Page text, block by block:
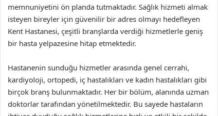
memnuniyetini ön planda tutmaktadır. Sağlık hizmeti almak
isteyen bireyler için güvenilir bir adres olmayı hedefleyen
Kent Hastanesi, çeşitli branşlarda verdiği hizmetlerle geniş
bir hasta yelpazesine hitap etmektedir.
Hastanenin sunduğu hizmetler arasında genel cerrahi,
kardiyoloji, ortopedi, iç hastalıkları ve kadın hastalıkları gibi
birçok branş bulunmaktadır. Her bir bölüm, alanında uzman
doktorlar tarafından yönetilmektedir. Bu sayede hastaların